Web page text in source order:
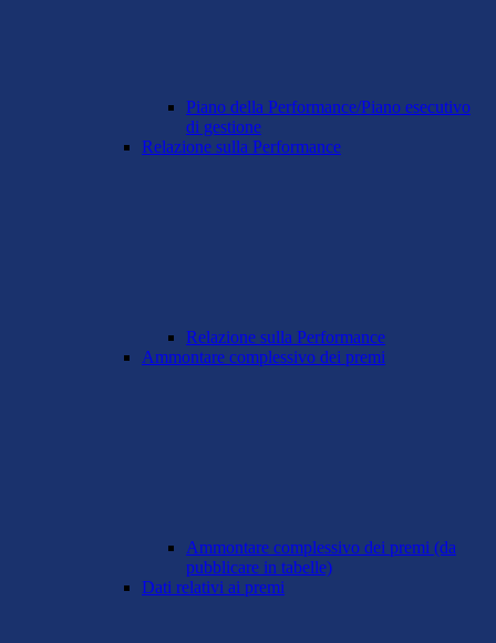
Piano della Performance/Piano esecutivo
di gestione
Relazione sulla Performance
Relazione sulla Performance
Ammontare complessivo dei premi
Ammontare complessivo dei premi (da
pubblicare in tabelle)
Dati relativi ai premi